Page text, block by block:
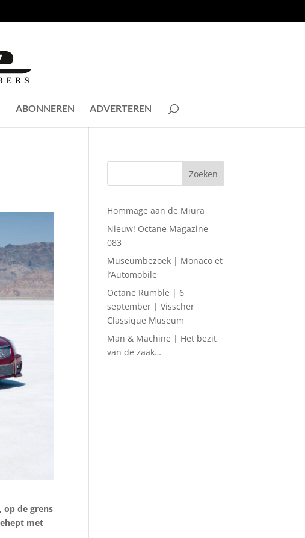
ABONNEREN ADVERTEREN
op de grens
met
Hommage aan de Miura
Nieuw! Octane Magazine
083
Museumbezoek | Monaco et
l’Automobile
Octane Rumble | 6
september | Visscher
Classique Museum
Man & Machine | Het bezit
van de zaak…